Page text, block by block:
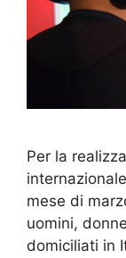
Per la
mese di
uomini,
domiciliati in